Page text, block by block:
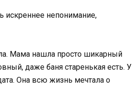
искреннее непонимание,
Мама нашла просто шикарный
даже баня старенькая есть. У
Она всю жизнь мечтала о